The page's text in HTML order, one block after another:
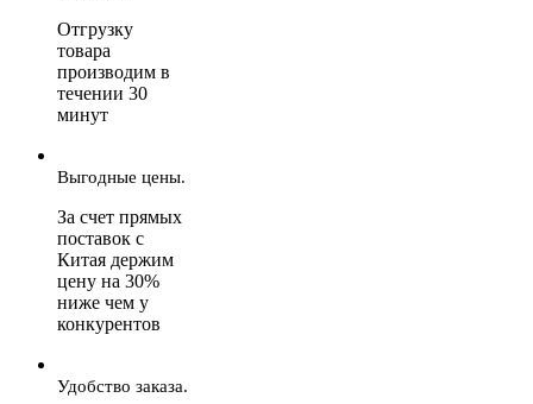
Отгрузку
товара
производим в
течении 30
минут
Выгодные цены.
За счет прямых
поставок с
Китая держим
цену на 30%
ниже чем у
конкурентов
Удобство заказа.